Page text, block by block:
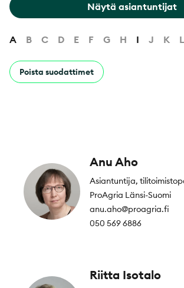
Näytä asiantuntijat
A B C D E F G H I J K L
Poista suodattimet
Anu Aho
Asiantuntija,
ProAgria Länsi-Suomi
anu.aho@proagria.fi
050 569 6886
Riitta Isotalo